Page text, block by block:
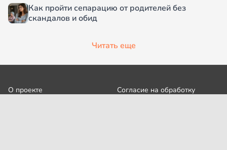
Как пройти сепарацию от родителей без
скандалов и обид
Читать еще
О проекте
Согласие на обработку